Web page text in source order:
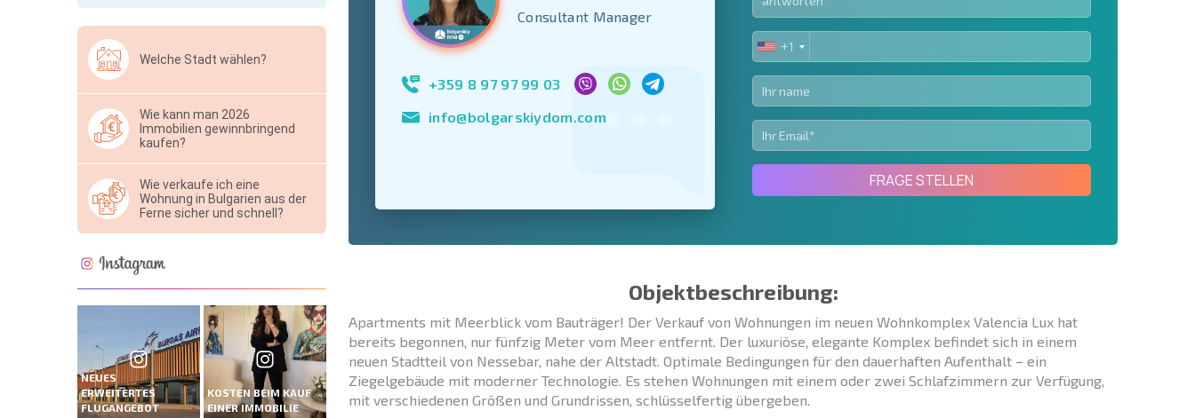
Welche Stadt wählen?
Wie kann man 2026
Immobilien gewinnbringend
kaufen?
Wie verkaufe ich eine
Wohnung in Bulgarien aus der
Ferne sicher und schnell?
NEUES
ERWEITERTES
FLUGANGEBOT
KOSTEN BEIM KAUF
EINER IMMOBILIE
* Benötigte Felder
Newsletter abonnieren | Durch Anklicken des Buttons stimmen Sie der
Nutzung Ihrer Daten zu.
Eine Nachricht schicken
Consultant Manager
+359 8 97 97 99 03
info@bolgarskiydom.com
UNITED
STATES
+1
+1
FRAGE STELLEN
Objektbeschreibung:
Apartments mit Meerblick vom Bauträger! Der Verkauf von Wohnungen im neuen Wohnkomplex Valencia Lux hat
bereits begonnen, nur fünfzig Meter vom Meer entfernt. Der luxuriöse, elegante Komplex befindet sich in einem
neuen Stadtteil von Nessebar, nahe der Altstadt. Optimale Bedingungen für den dauerhaften Aufenthalt – ein
Ziegelgebäude mit moderner Technologie. Es stehen Wohnungen mit einem oder zwei Schlafzimmern zur Verfügung,
mit verschiedenen Größen und Grundrissen, schlüsselfertig übergeben.